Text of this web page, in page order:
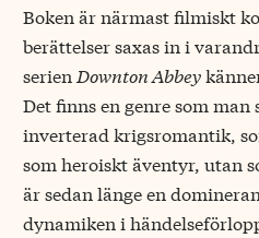
Boken är närmast filmiskt
berättelser saxas in i
serien Downton Abbey
Det finns en genre som
inverterad krigsromantik,
som heroiskt äventyr, utan
är sedan länge en
dynamiken i